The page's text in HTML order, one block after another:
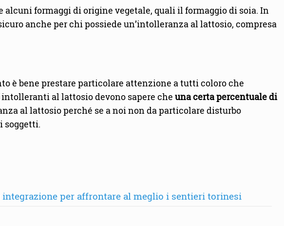
formaggi di origine vegetale, quali il formaggio di soia. In
anche per chi possiede un’intolleranza al lattosio, compresa
è bene prestare particolare attenzione a tutti coloro che
al lattosio devono sapere cheuna certa percentuale di
al lattosio perché se a noi non da particolare disturbo
soggetti.
per affrontare al meglio i sentieri torinesi